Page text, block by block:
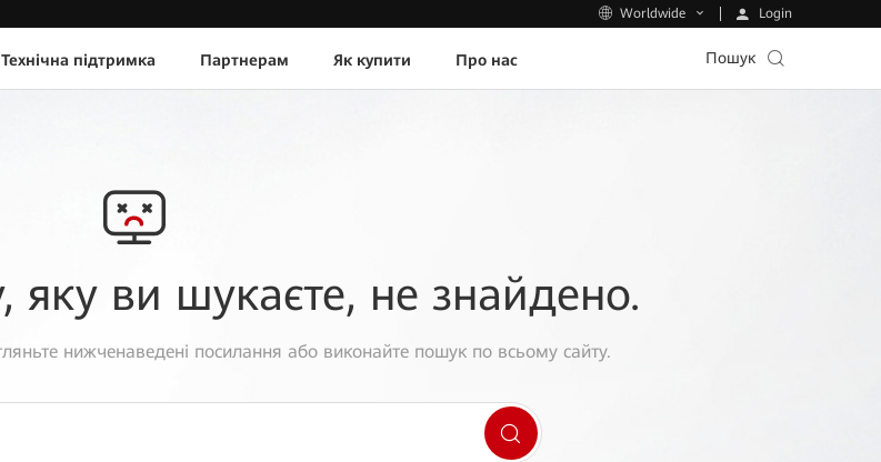
Worldwide Login
Технічна підтримка Партнерам Як купити Про нас Пошук
яку ви шукаєте, не знайдено.
нижченаведені посилання або виконайте пошук по всьому сайту.